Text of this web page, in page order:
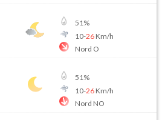
51%
10-26Km/h
Nord O
51%
10-26Km/h
Nord NO